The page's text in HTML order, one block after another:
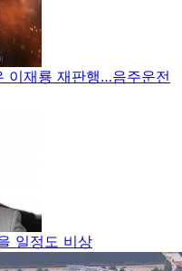
이재룡 재판행…음주운전
일정도 비상